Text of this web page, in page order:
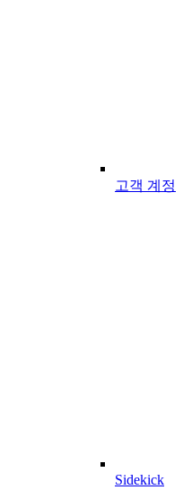
고객 계정
Sidekick